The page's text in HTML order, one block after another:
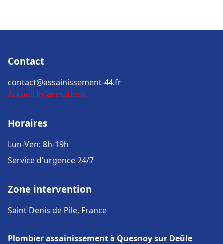
Contact
contact@assainissement-44.fr
Accueil Informations
Horaires
Lun-Ven: 8h-19h
Service d'urgence 24/7
Zone intervention
Saint Denis de Pile, France
Plombier assainissement à Quesnoy sur Deûle